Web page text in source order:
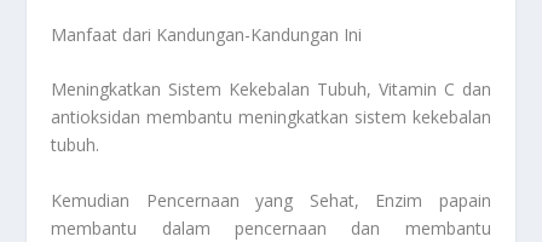
Manfaat dari Kandungan-Kandungan Ini
Meningkatkan Sistem Kekebalan Tubuh, Vitamin C dan
antioksidan membantu meningkatkan sistem kekebalan
tubuh.
Kemudian Pencernaan yang Sehat, Enzim papain
membantu dalam pencernaan dan membantu